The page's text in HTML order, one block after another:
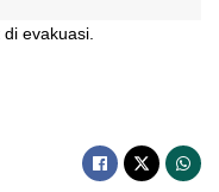
evakuasi.